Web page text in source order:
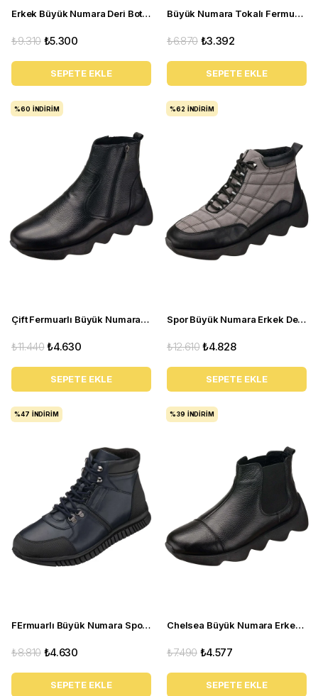
Erkek Büyük Numara Deri Bot - YMR444 Siyah
₺5.300
₺9.310
SEPETE EKLE
Büyük Numara Tokalı Fermuarlı Bot CS623 Lacivert
₺3.392
₺6.870
SEPETE EKLE
Çift Fermuarlı Büyük Numara Erkek Bot - ST101 Siyah
₺4.630
₺11.440
SEPETE EKLE
%60 İNDIRIM
Spor Büyük Numara Erkek Deri Bot - 24 KASIM Gri
₺4.828
₺12.610
SEPETE EKLE
%62 İNDIRIM
FErmuarlı Büyük Numara Spor Deri Bot - S4512 Lacivert
₺4.630
₺8.810
SEPETE EKLE
%47 İNDIRIM
Chelsea Büyük Numara Erkek Deri Bot - ST1284 Siyah
₺4.577
₺7.490
SEPETE EKLE
%39 İNDIRIM